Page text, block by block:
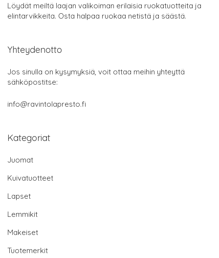
Löydät meiltä laajan valikoiman erilaisia ruokatuotteita ja
elintarvikkeita. Osta halpaa ruokaa netistä ja säästä.
Yhteydenotto
Jos sinulla on kysymyksiä, voit ottaa meihin yhteyttä
sähköpostitse:
info@ravintolapresto.fi
Kategoriat
Juomat
Kuivatuotteet
Lapset
Lemmikit
Makeiset
Tuotemerkit